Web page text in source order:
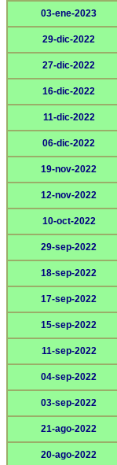
03-ene-2023
29-dic-2022
27-dic-2022
16-dic-2022
11-dic-2022
06-dic-2022
19-nov-2022
12-nov-2022
10-oct-2022
29-sep-2022
18-sep-2022
17-sep-2022
15-sep-2022
11-sep-2022
04-sep-2022
03-sep-2022
21-ago-2022
20-ago-2022